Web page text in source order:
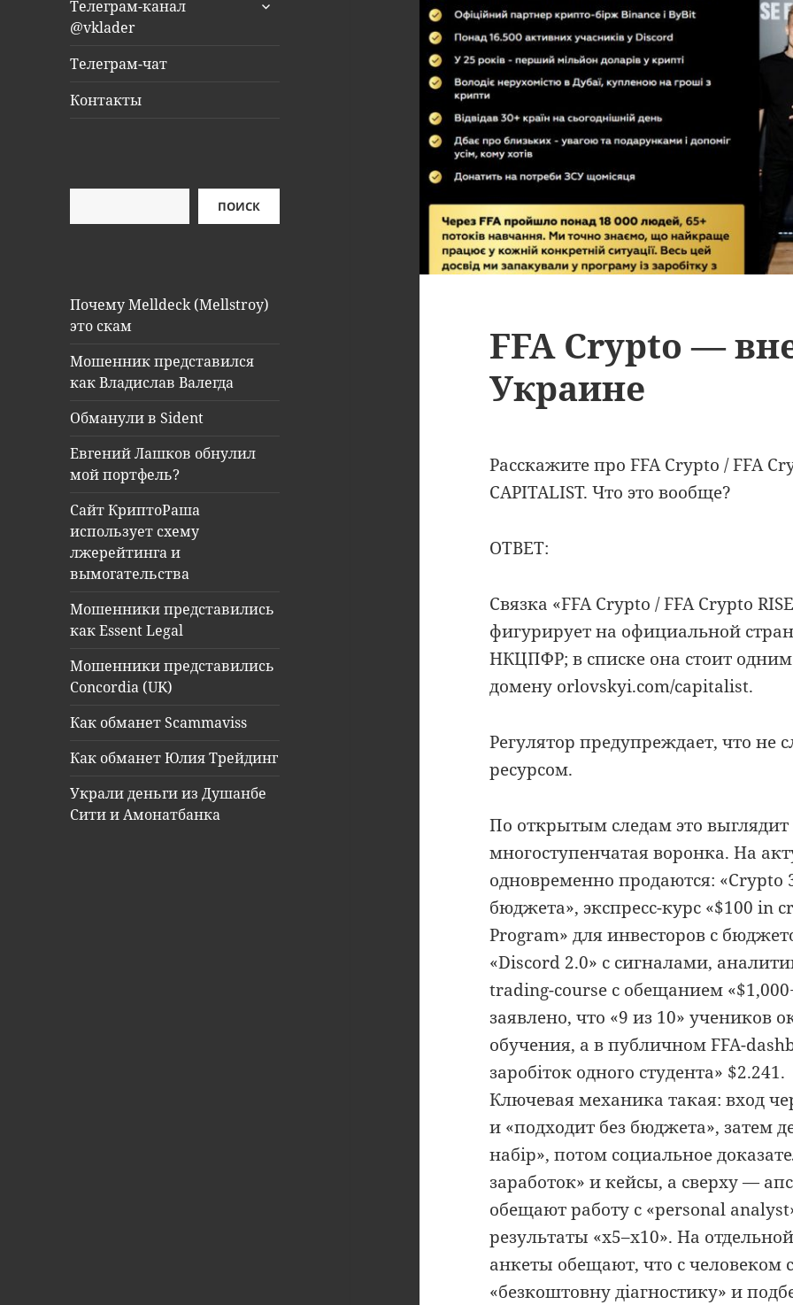
Телеграм-канал
@vklader
Телеграм-чат
Контакты
ПОИСК
Почему Melldeck (Mellstroy)
это скам
Мошенник представился
как Владислав Валегда
Обманули в Sident
Евгений Лашков обнулил
мой портфель?
Сайт КриптоРаша
использует схему
лжерейтинга и
вымогательства
Мошенники представились
как Essent Legal
Мошенники представились
Concordia (UK)
Как обманет Scammaviss
Как обманет Юлия Трейдинг
Украли деньги из Душанбе
Сити и Амонатбанка
FFA Crypto —
Украине
Расскажите про FFA Crypto / FFA
CAPITALIST. Что это вообще?
ОТВЕТ:
Cвязка «FFA Crypto / FFA Crypto
фигурирует на официальной
НКЦПФР; в списке она стоит
домену orlovskyi.com/capitalist.
Регулятор предупреждает, что не
ресурсом.
По открытым следам это
многоступенчатая воронка. На
одновременно продаются: «Crypto
бюджета», экспресс-курс «$100 in
Program» для инвесторов с
«Discord 2.0» с сигналами,
trading-course с обещанием
заявлено, что «9 из 10» учеников
обучения, а в публичном FFA-
заробіток одного студента» $2.241.
Ключевая механика такая: вход
и «подходит без бюджета», затем
набір», потом социальное
заработок» и кейсы, а сверху —
обещают работу с «personal
результаты «x5–x10». На
анкеты обещают, что с человеком
«безкоштовну діагностику» и